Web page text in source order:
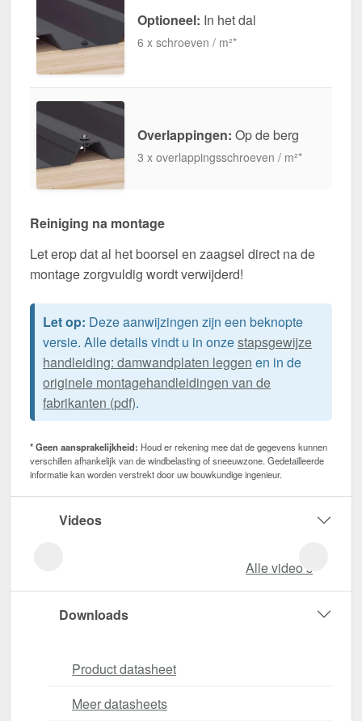
Optioneel: In het dal
6 x schroeven / m²*
Overlappingen: Op de berg
3 x overlappingsschroeven / m²*
Reiniging na montage
Let erop dat al het boorsel en zaagsel direct na de
montage zorgvuldig wordt verwijderd!
Let op: Deze aanwijzingen zijn een beknopte
versie. Alle details vindt u in onzestapsgewijze
handleiding: damwandplaten leggen en in de
originele montagehandleidingen van de
fabrikanten (pdf).
* Geen aansprakelijkheid: Houd er rekening mee dat de gegevens kunnen
verschillen afhankelijk van de windbelasting of sneeuwzone. Gedetailleerde
informatie kan worden verstrekt door uw bouwkundige ingenieur.
Videos
Alle video‘s
Downloads
Product datasheet
Meer datasheets